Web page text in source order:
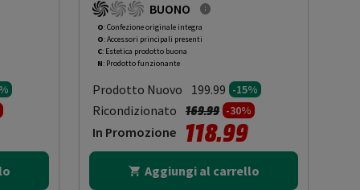
da
BUONO
O: Confezione originale integra
O: Accessori principali presenti
C: Estetica prodotto buona
N: Prodotto funzionante
Prodotto Nuovo 199.99 -15%
Ricondizionato Prezzo ridotto da
169.99a-30%
In Promozione 118.99
Aggiungi al carrello